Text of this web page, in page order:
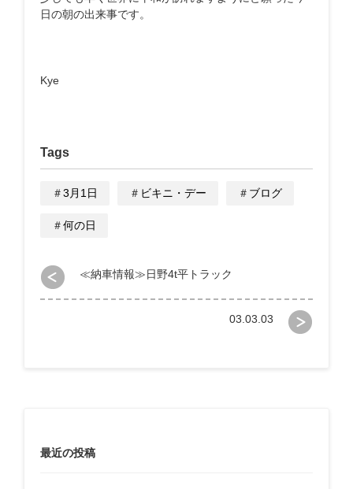
日の朝の出来事です。
Kye
Tags
＃3月1日 ＃ ビキニ・デー ＃ ブログ
＃何の日
投
稿
ン
≪納車情報≫日野4t平トラック
03.03.03
最近の投稿